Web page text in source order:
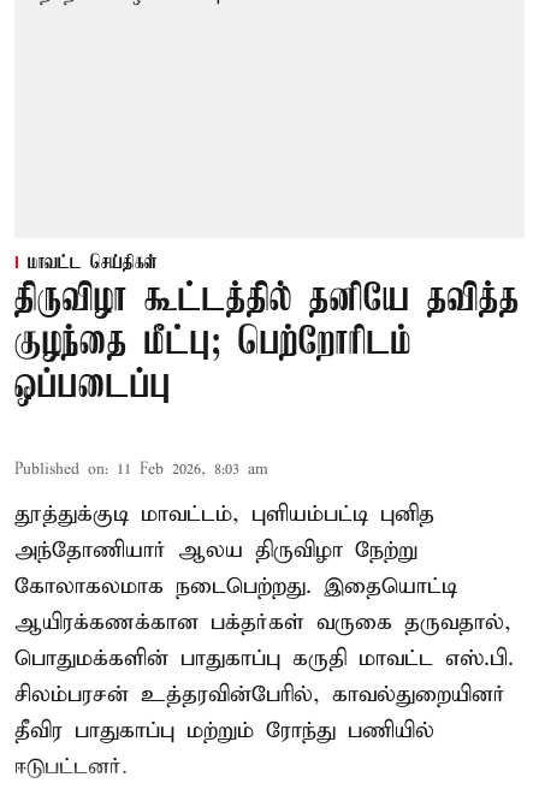
மாவட்ட செய்திகள்
திருவிழா கூட்டத்தில் தனியே தவித்த
குழந்தை மீட்பு; பெற்றோரிடம்
ஒப்படைப்பு
Published on: 11 Feb 2026, 8:03 am
தூத்துக்குடி மாவட்டம், புளியம்பட்டி புனித
அந்தோணியார் ஆலய திருவிழா நேற்று
கோலாகலமாக நடைபெற்றது. இதையொட்டி
ஆயிரக்கணக்கான பக்தர்கள் வருகை தருவதால்,
பொதுமக்களின் பாதுகாப்பு கருதி மாவட்ட எஸ்.பி.
சிலம்பரசன் உத்தரவின்பேரில், காவல்துறையினர்
தீவிர பாதுகாப்பு மற்றும் ரோந்து பணியில்
ஈடுபட்டனர்.